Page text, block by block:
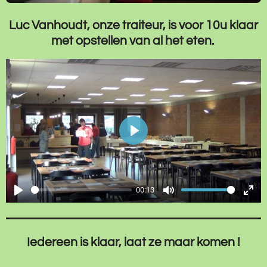
Luc Vanhoudt, onze traiteur, is voor 10u klaar
met opstellen van al het eten.
P
l
00:13
M
u
t
E
n
P
l
a
y
Iedereen is klaar, laat ze maar komen !